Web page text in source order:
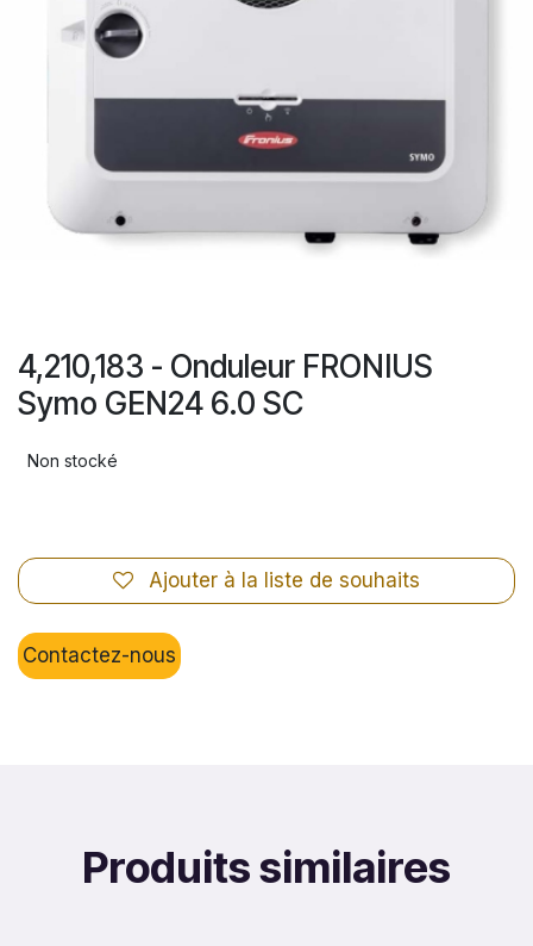
4,210,183 - Onduleur FRONIUS
Symo GEN24 6.0 SC
Non stocké
Ajouter à la liste de souhaits
Contactez-nous
Produits similaires